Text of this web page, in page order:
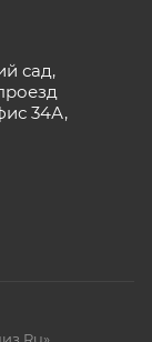
сад,
34А,